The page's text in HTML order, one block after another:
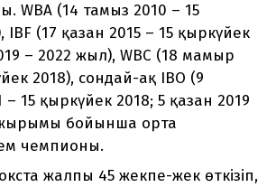
WBA (14 тамыз 2010 – 15
IBF (17 қазан 2015 – 15 қыркүйек
– 2022 жыл), WBC (18 мамыр
2018), сондай-ақ IBO (9
15 қыркүйек 2018; 5 қазан 2019
бойынша орта
чемпионы.
жалпы 45 жекпе-жек өткізіп,